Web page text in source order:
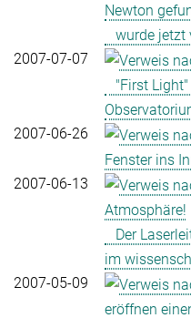
Newton
wurde jetzt
2007-07-07
"First Light"
2007-06-26
Fenster ins
2007-06-13
Atmosphäre!
Der
im
2007-05-09
eröffnen